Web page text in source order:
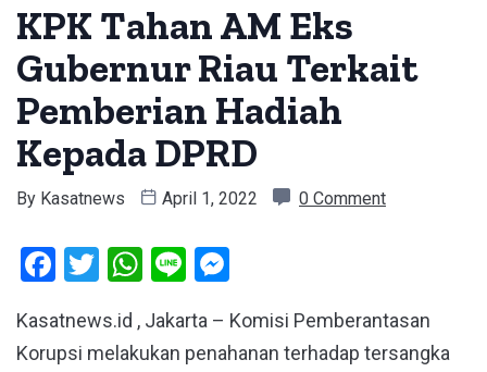
KPK Tahan AM Eks
Gubernur Riau Terkait
Pemberian Hadiah
Kepada DPRD
By Kasatnews April 1, 2022 0 Comment
Facebook
Twitter
WhatsApp
Line
Kasatnews.id , Jakarta – Komisi Pemberantasan
Korupsi melakukan penahanan terhadap tersangka